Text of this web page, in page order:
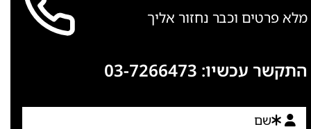
מלא פרטים וכבר נחזור אליך
התקשר עכשיו: 03-7266473